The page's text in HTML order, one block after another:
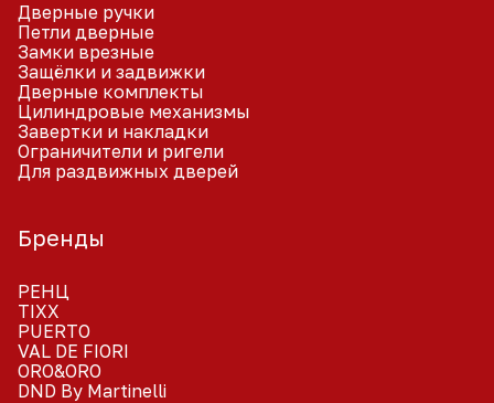
Дверные ручки
Петли дверные
Замки врезные
Защёлки и задвижки
Дверные комплекты
Цилиндровые механизмы
Завертки и накладки
Ограничители и ригели
Для раздвижных дверей
Бренды
РЕНЦ
TIXX
PUERTO
VAL DE FIORI
ORO&ORO
DND By Martinelli